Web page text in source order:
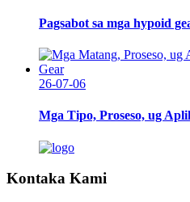
Pagsabot sa mga hypoid
26-07-06
Mga Tipo, Proseso, ug
Kontaka Kami